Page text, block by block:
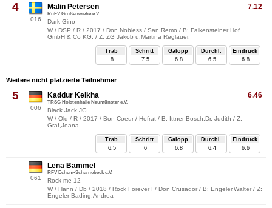
4
016
7.12
Malin Petersen
RuFV Großenwiehe e.V.
Dark Gino
W / DSP / R / 2017 / Don Nobless / San Remo / B: Falkensteiner Hof
GmbH & Co KG, / Z: ZG Jakob u.Martina Reglauer,
Eindruck
6.8
Durchl.
6.5
Galopp
6.8
Schritt
7.5
Trab
8
Weitere nicht platzierte Teilnehmer
5
006
6.46
Kaddur Kelkha
TRSG Holstenhalle Neumünster e.V.
Black Jack JG
W / Old / R / 2017 / Bon Coeur / Hofrat / B: Ittner-Bosch,Dr. Judith / Z:
Graf,Joana
Eindruck
6.6
Durchl.
6.4
Galopp
6.8
Schritt
6
Trab
6.5
061
Lena Bammel
RFV Echem-Scharnebeck e.V.
Rock me 12
W / Hann / Db / 2018 / Rock Forever I / Don Crusador / B: Engeler,Walter / Z:
Engeler-Bading,Andrea